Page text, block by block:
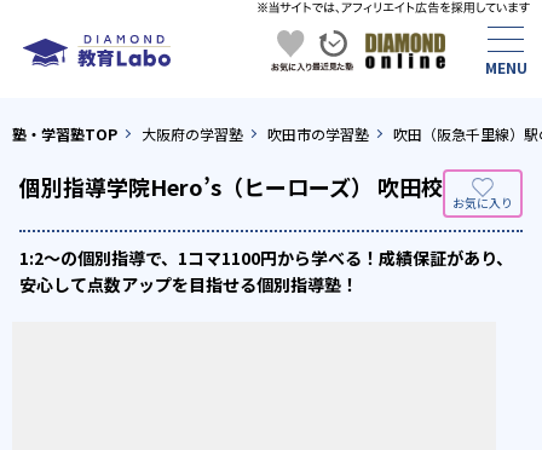
塾・学習塾TOP 大阪府の学習塾 吹田市の学習塾 吹田（阪急千里線）
個別指導学院Hero’s（ヒーローズ） 吹田校
1:2～の個別指導で、1コマ1100円から学べる！成績保証があり、
安心して点数アップを目指せる個別指導塾！